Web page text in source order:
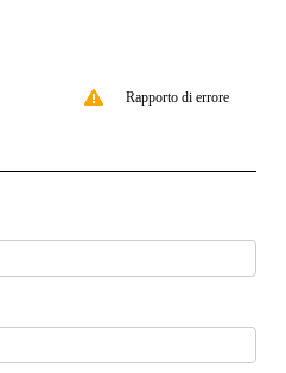
Rapporto di errore